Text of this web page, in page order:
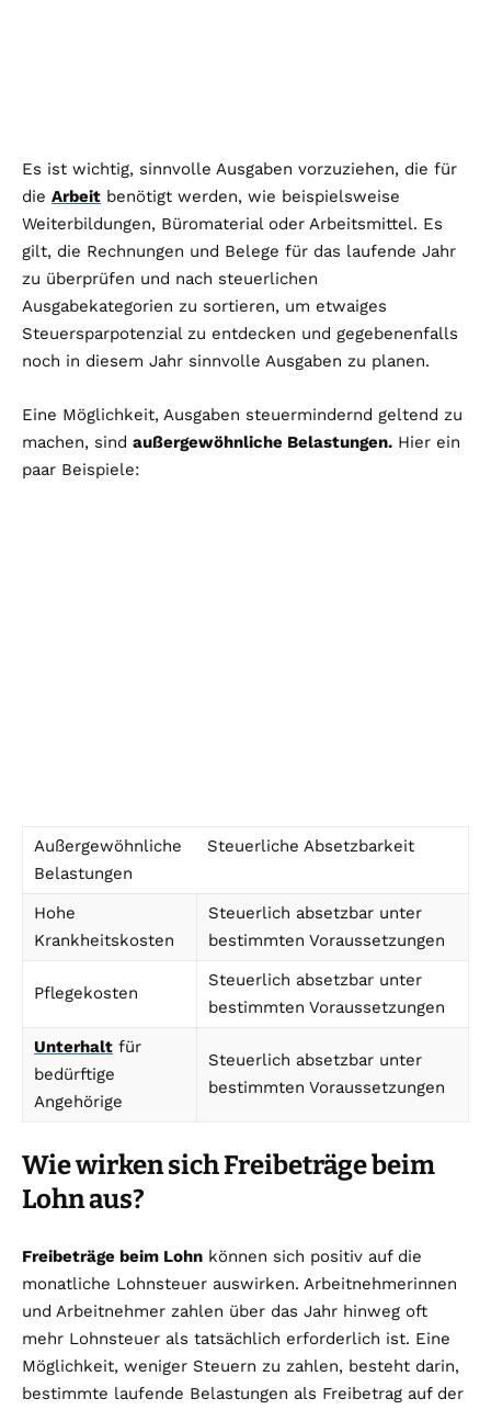
Es ist wichtig, sinnvolle Ausgaben vorzuziehen, die für
die Arbeit benötigt werden, wie beispielsweise
Weiterbildungen, Büromaterial oder Arbeitsmittel. Es
gilt, die Rechnungen und Belege für das laufende Jahr
zu überprüfen und nach steuerlichen
Ausgabekategorien zu sortieren, um etwaiges
Steuersparpotenzial zu entdecken und gegebenenfalls
noch in diesem Jahr sinnvolle Ausgaben zu planen.
Eine Möglichkeit, Ausgaben steuermindernd geltend zu
machen, sind außergewöhnliche Belastungen. Hier ein
paar Beispiele:
Außergewöhnliche
Belastungen
Steuerliche Absetzbarkeit
Hohe
Krankheitskosten
Steuerlich absetzbar unter
bestimmten Voraussetzungen
Pflegekosten
Steuerlich absetzbar unter
bestimmten Voraussetzungen
Unterhalt für
bedürftige
Angehörige
Steuerlich absetzbar unter
bestimmten Voraussetzungen
Wie wirken sich Freibeträge beim
Lohn aus?
Freibeträge beim Lohn können sich positiv auf die
monatliche Lohnsteuer auswirken. Arbeitnehmerinnen
und Arbeitnehmer zahlen über das Jahr hinweg oft
mehr Lohnsteuer als tatsächlich erforderlich ist. Eine
Möglichkeit, weniger Steuern zu zahlen, besteht darin,
bestimmte laufende Belastungen als Freibetrag auf der